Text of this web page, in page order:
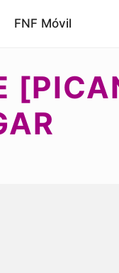
FNF Móvil